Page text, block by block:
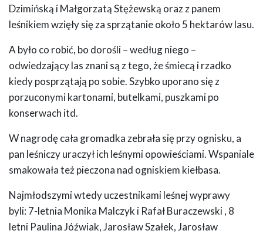
Dzimińską i Małgorzatą Stężewską oraz z panem
leśnikiem wzięły się za sprzątanie około 5 hektarów lasu.
A było co robić, bo dorośli – według niego –
odwiedzający las znani są z tego, że śmiecą i rzadko
kiedy posprzątają po sobie. Szybko uporano się z
porzuconymi kartonami, butelkami, puszkami po
konserwach itd.
W nagrodę cała gromadka zebrała się przy ognisku, a
pan leśniczy uraczył ich leśnymi opowieściami. Wspaniale
smakowała też pieczona nad ogniskiem kiełbasa.
Najmłodszymi wtedy uczestnikami leśnej wyprawy
byli: 7-letnia Monika Malczyk i Rafał Buraczewski , 8
letni Paulina Jóźwiak, Jarosław Szałek, Jarosław